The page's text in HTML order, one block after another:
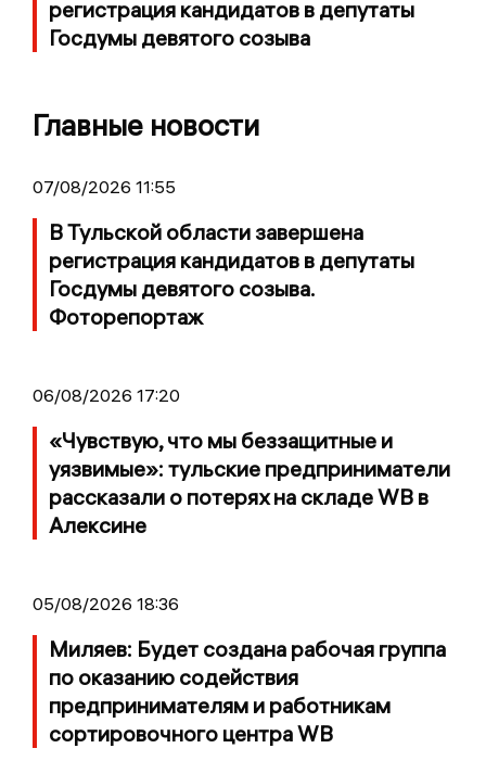
регистрация кандидатов в депутаты
Госдумы девятого созыва
Главные новости
07/08/2026 11:55
В Тульской области завершена
регистрация кандидатов в депутаты
Госдумы девятого созыва.
Фоторепортаж
06/08/2026 17:20
«Чувствую, что мы беззащитные и
уязвимые»: тульские предприниматели
рассказали о потерях на складе WB в
Алексине
05/08/2026 18:36
Миляев: Будет создана рабочая группа
по оказанию содействия
предпринимателям и работникам
сортировочного центра WB